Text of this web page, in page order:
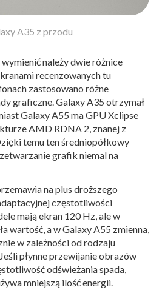
A35 z przodu
należy dwie różnice
recenzowanych tu
zastosowano różne
graficzne. Galaxy A35 otrzymał
Galaxy A55 ma GPU Xclipse
AMD RDNA 2, znanej z
temu ten średniopółkowy
grafik niemal na
na plus droższego
częstotliwości
mają ekran 120 Hz, ale w
wartość, a w Galaxy A55 zmienna,
w zależności od rodzaju
płynne przewijanie obrazów
odświeżania spada,
mniejszą ilość energii.